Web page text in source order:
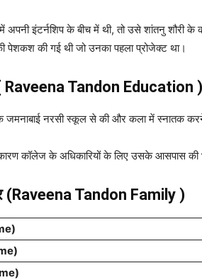
अपनी इंटर्नशिप के बीच में थी, तो उसे शांतनु शौरी
पेशकश की गई थी जो उनका पहला प्रोजेक्ट था।
( Raveena Tandon Education )
जमनाबाई नरसी स्कूल से की और कला में स्नातक
कॉलेज के अधिकारियों के लिए उसके आसपास की
(Raveena Tandon Family )